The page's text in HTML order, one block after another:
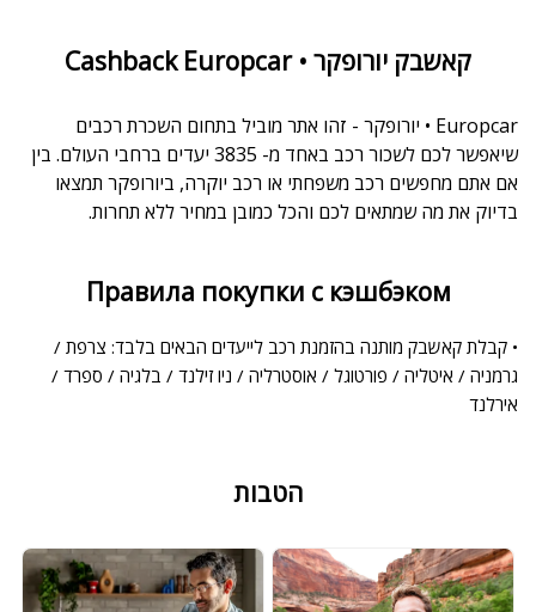
Cashback Europcar • קאשבק יורופקר
Europcar • יורופקר - זהו אתר מוביל בתחום השכרת רכבים
שיאפשר לכם לשכור רכב באחד מ- 3835 יעדים ברחבי העולם. בין
אם אתם מחפשים רכב משפחתי או רכב יוקרה, ביורופקר תמצאו
בדיוק את מה שמתאים לכם והכל כמובן במחיר ללא תחרות.
Правила покупки с кэшбэком
• קבלת קאשבק מותנה בהזמנת רכב לייעדים הבאים בלבד: צרפת /
גרמניה / איטליה / פורטוגל / אוסטרליה / ניו זילנד / בלגיה / ספרד /
אירלנד
הטבות